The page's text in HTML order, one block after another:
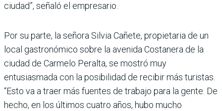
ciudad”, señaló el empresario.
Por su parte, la señora Silvia Cañete, propietaria de un
local gastronómico sobre la avenida Costanera de la
ciudad de Car­melo Peralta, se mostró muy
entusiasmada con la posibi­lidad de recibir más turistas.
“Esto va a traer más fuentes de trabajo para la gente. De
hecho, en los últimos cuatro años, hubo mucho